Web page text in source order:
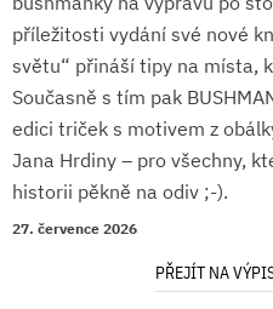
příležitosti vydání své nové
světu“ přináší tipy na místa,
Současně s tím pak
edici triček s motivem z
Jana Hrdiny – pro všechny,
historii pěkně na odiv ;-).
27. července 2026
PŘEJÍT NA